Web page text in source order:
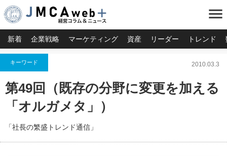
menu
新着 企業戦略 マーケティング 資産 リーダー トレンド
キーワード 2010.03.3
第49回（既存の分野に変更を加える
「オルガメタ」）
「社長の繁盛トレンド通信」